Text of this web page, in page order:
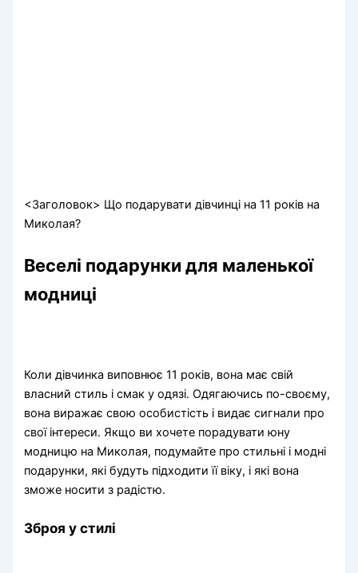
<Заголовок> Що подарувати дівчинці на 11 років на
Миколая?
Веселі подарунки для маленької
модниці
Коли дівчинка виповнює 11 років, вона має свій
власний стиль і смак у одязі. Одягаючись по-своєму,
вона виражає свою особистість і видає сигнали про
свої інтереси. Якщо ви хочете порадувати юну
модницю на Миколая, подумайте про стильні і модні
подарунки, які будуть підходити її віку, і які вона
зможе носити з радістю.
Зброя у стилі